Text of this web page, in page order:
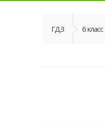
ГДЗ 6 класс